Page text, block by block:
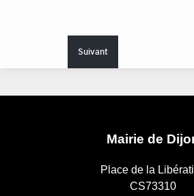
Suivant
Mairie de
Place de la
CS73310